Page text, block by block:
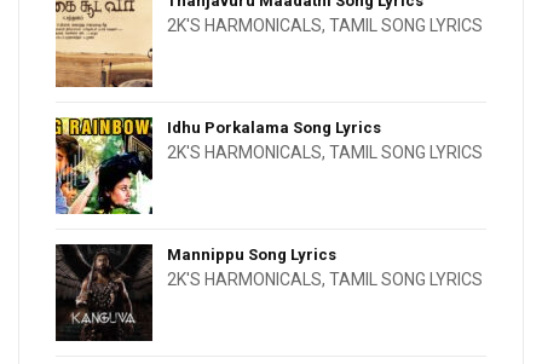
2K'S HARMONICALS, TAMIL SONG LYRICS
Idhu Porkalama Song Lyrics
2K'S HARMONICALS, TAMIL SONG LYRICS
Mannippu Song Lyrics
2K'S HARMONICALS, TAMIL SONG LYRICS